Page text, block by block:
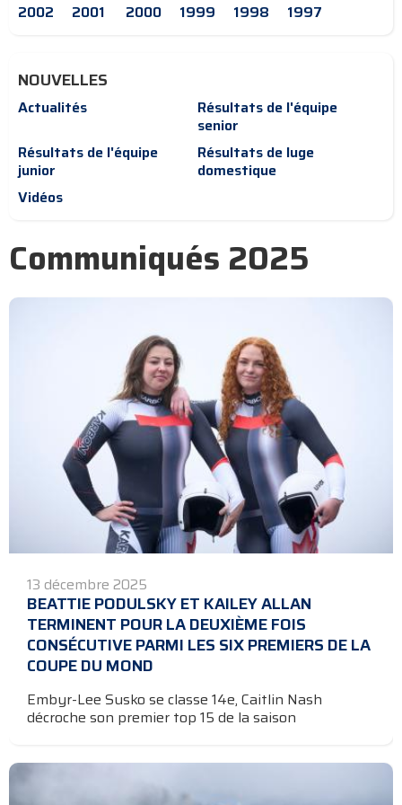
2002
2001 2000 1999 1998 1997
NOUVELLES
Actualités
Résultats de l'équipe
senior
Résultats de l'équipe
junior
Résultats de luge
domestique
Vidéos
Communiqués 2025
13 décembre 2025
BEATTIE PODULSKY ET KAILEY ALLAN
TERMINENT POUR LA DEUXIÈME FOIS
CONSÉCUTIVE PARMI LES SIX PREMIERS DE LA
COUPE DU MOND
Embyr-Lee Susko se classe 14e, Caitlin Nash
décroche son premier top 15 de la saison